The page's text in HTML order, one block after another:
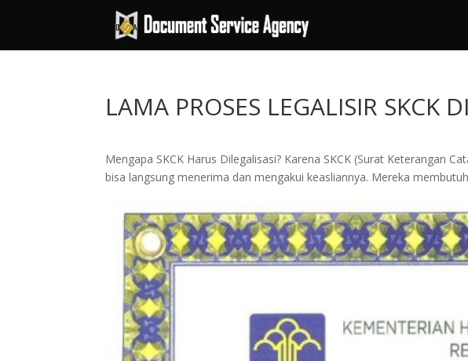
LAMA PROSES LEGALISIR SKCK
Mengapa SKCK Harus Dilegalisasi? Karena SKCK (Surat Keterangan
bisa langsung menerima dan mengakui keasliannya. Mereka